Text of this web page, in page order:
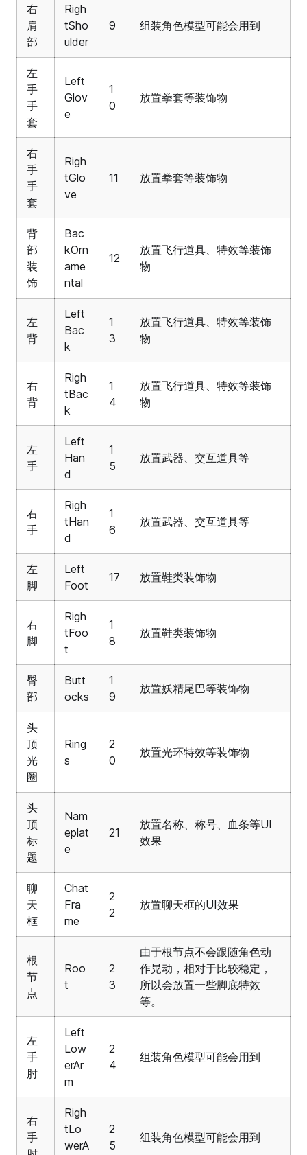
右
肩
部
Righ
tSho
ulder
9 组装角色模型可能会用到
左
手
手
套
Left
Glov
e
1
0
放置拳套等装饰物
右
手
手
套
Righ
tGlo
ve
11 放置拳套等装饰物
背
部
装
饰
Bac
kOrn
ame
ntal
12
放置飞行道具、特效等装饰
物
左
背
Left
Bac
k
1
3
放置飞行道具、特效等装饰
物
右
背
Righ
tBac
k
1
4
放置飞行道具、特效等装饰
物
左
手
Left
Han
d
1
5
放置武器、交互道具等
右
手
Righ
tHan
d
1
6
放置武器、交互道具等
左
脚
Left
Foot
17 放置鞋类装饰物
右
脚
Righ
tFoo
t
1
8
放置鞋类装饰物
臀
部
Butt
ocks
1
9
放置妖精尾巴等装饰物
头
顶
光
圈
Ring
s
2
0
放置光环特效等装饰物
头
顶
标
题
Nam
eplat
e
21
放置名称、称号、血条等UI
效果
聊
天
框
Chat
Fra
me
2
2
放置聊天框的UI效果
根
节
点
Roo
t
2
3
由于根节点不会跟随角色动
作晃动，相对于比较稳定，
所以会放置一些脚底特效
等。
左
手
肘
Left
Low
erAr
m
2
4
组装角色模型可能会用到
右
手
Righ
tLo
werA
2
5
组装角色模型可能会用到